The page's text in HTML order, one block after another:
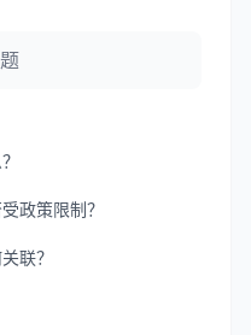
政策限制？
联？